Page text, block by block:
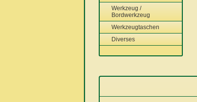
Werkzeug /
Bordwerkzeug
Werkzeugtaschen
Diverses